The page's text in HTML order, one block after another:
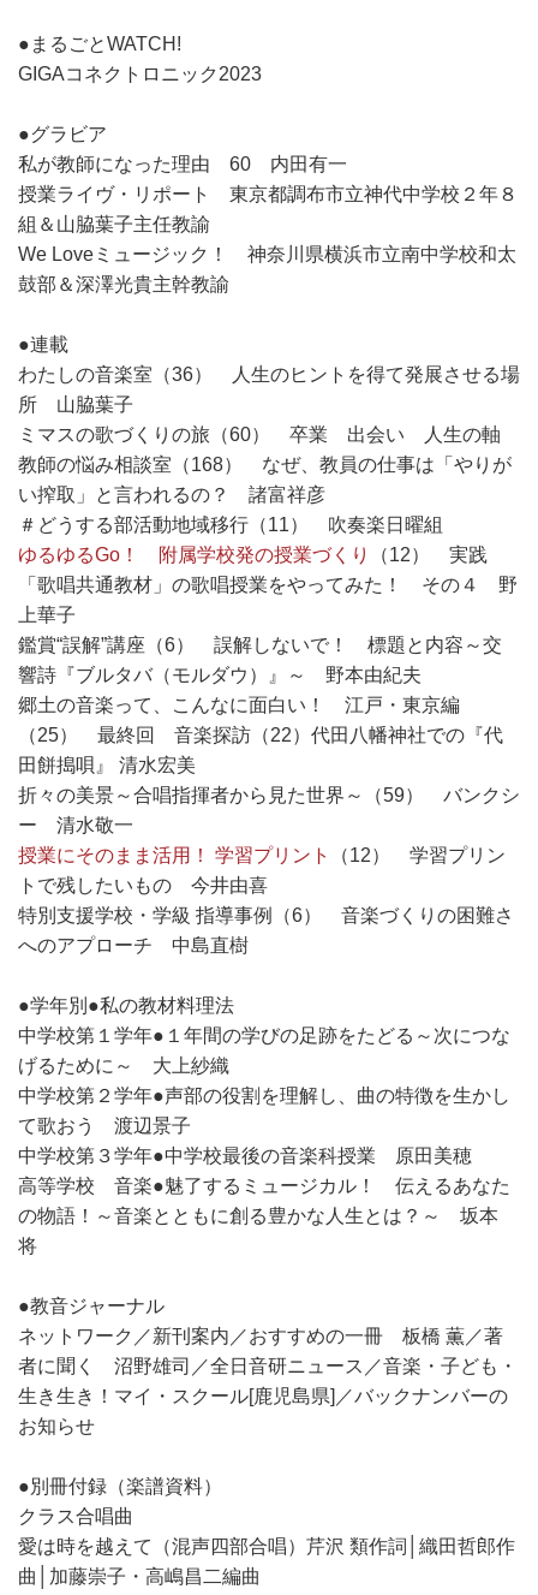
●まるごとWATCH!
GIGAコネクトロニック2023
●グラビア
私が教師になった理由 60 内田有一
授業ライヴ・リポート 東京都調布市立神代中学校２年８
組＆山脇葉子主任教諭
We Loveミュージック！ 神奈川県横浜市立南中学校和太
鼓部＆深澤光貴主幹教諭
●連載
わたしの音楽室（36） 人生のヒントを得て発展させる場
所 山脇葉子
ミマスの歌づくりの旅（60） 卒業 出会い 人生の軸
教師の悩み相談室（168） なぜ、教員の仕事は「やりが
い搾取」と言われるの？ 諸富祥彦
＃どうする部活動地域移行（11） 吹奏楽日曜組
ゆるゆるGo！ 附属学校発の授業づくり
（12） 実践
「歌唱共通教材」の歌唱授業をやってみた！ その４ 野
上華子
鑑賞“誤解”講座（6） 誤解しないで！ 標題と内容～交
響詩『ブルタバ（モルダウ）』～ 野本由紀夫
郷土の音楽って、こんなに面白い！ 江戸・東京編
（25） 最終回 音楽探訪（22）代田八幡神社での『代
田餅搗唄』 清水宏美
折々の美景～合唱指揮者から見た世界～（59） バンクシ
ー 清水敬一
授業にそのまま活用！ 学習プリント
（12） 学習プリン
トで残したいもの 今井由喜
特別支援学校・学級 指導事例（6） 音楽づくりの困難さ
へのアプローチ 中島直樹
●学年別●私の教材料理法
中学校第１学年●１年間の学びの足跡をたどる～次につな
げるために～ 大上紗織
中学校第２学年●声部の役割を理解し、曲の特徴を生かし
て歌おう 渡辺景子
中学校第３学年●中学校最後の音楽科授業 原田美穂
高等学校 音楽●魅了するミュージカル！ 伝えるあなた
の物語！～音楽とともに創る豊かな人生とは？～ 坂本
将
●教音ジャーナル
ネットワーク／新刊案内／おすすめの一冊 板橋 薫／著
者に聞く 沼野雄司／全日音研ニュース／音楽・子ども・
生き生き！マイ・スクール[鹿児島県]／バックナンバーの
お知らせ
●別冊付録（楽譜資料）
クラス合唱曲
愛は時を越えて（混声四部合唱）芹沢 類作詞│織田哲郎作
曲│加藤崇子・高嶋昌二編曲